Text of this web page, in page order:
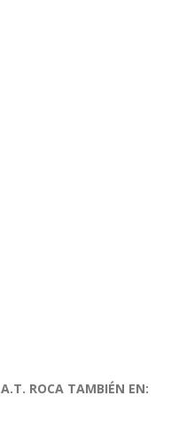
ROCA TAMBIÉN EN: